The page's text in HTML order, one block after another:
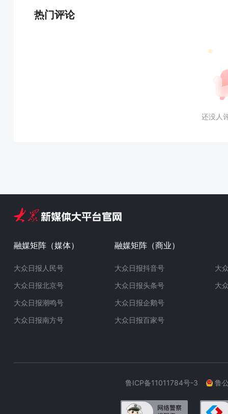
热门评论
还没人
融媒矩阵（媒体）
大众日报人民号
大众日报北京号
大众日报潮鸣号
大众日报南方号
融媒矩阵（商业）
大众日报抖音号
大众日报头条号
大众日报企鹅号
大众日报百家号
大
大
鲁ICP备11011784号-3 鲁